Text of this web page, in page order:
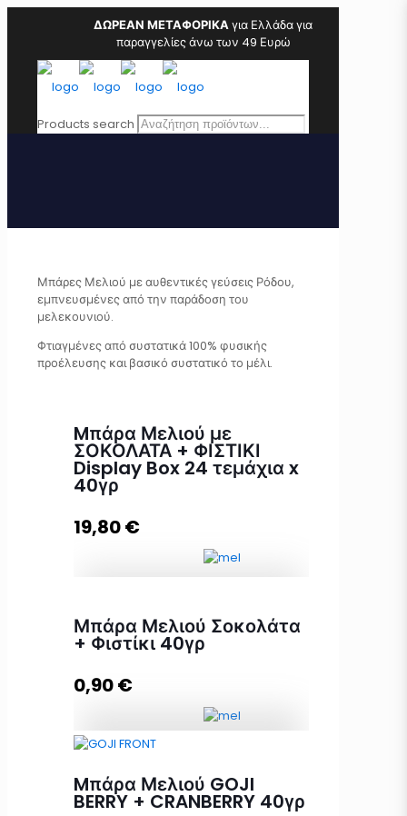
ΔΩΡΕΑΝ ΜΕΤΑΦΟΡΙΚΑγια Ελλάδα για
παραγγελίες άνω των 49 Ευρώ
Products search
Μπάρες Μελιού με αυθεντικές γεύσεις Ρόδου,
εμπνευσμένες από την παράδοση του
μελεκουνιού.
Φτιαγμένες από συστατικά 100% φυσικής
προέλευσης και βασικό συστατικό το μέλι.
Mπάρα Μελιού με
ΣΟΚΟΛΑΤΑ + ΦΙΣΤΙΚΙ
Display Box 24 τεμάχια x
40γρ
19,80€
Mπάρα Μελιού με ΣΟΚΟΛΑΤΑ +
ΦΙΣΤΙΚΙ Display Box 24 τεμάχια x
40γρ ποσότητα
Προσθήκη στο καλάθι
Μπάρα Μελιού Σοκολάτα
+ Φιστίκι 40γρ
0,90€
40γρ ποσότητα
Mπάρα Μελιού GOJI
BERRY + CRANBERRY 40γρ